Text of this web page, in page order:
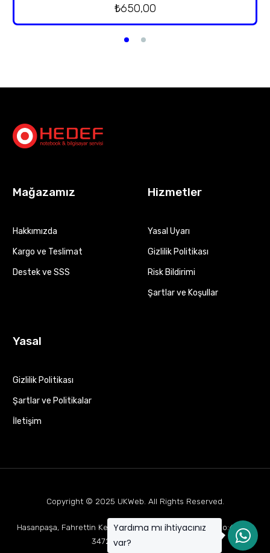
₺650,00
Mağazamız
Hakkımızda
Kargo ve Teslimat
Destek ve SSS
Hizmetler
Yasal Uyarı
Gizlilik Politikası
Risk Bildirimi
Şartlar ve Koşullar
Yasal
Gizlilik Politikası
Şartlar ve Politikalar
İletişim
Copyright © 2025 UKWeb . All Rights Reserved.
Hasanpaşa, Fahrettin Kerim Gökay Cd Mukaddes Apt No:63 D:1,
34722 Kadıköy/İstanbul
Yardıma mı ihtiyacınız
var?